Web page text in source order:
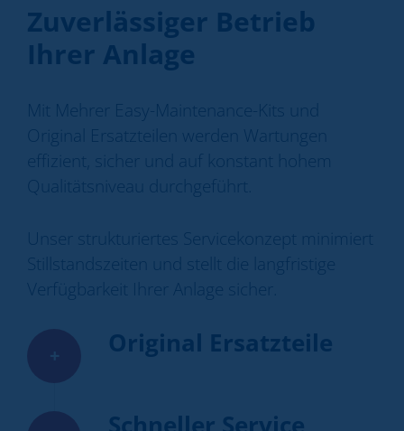
Zuverlässiger Betrieb
Ihrer Anlage
Mit Mehrer Easy-Maintenance-Kits und
Original Ersatzteilen werden Wartungen
effizient, sicher und auf konstant hohem
Qualitätsniveau durchgeführt.
Unser strukturiertes Servicekonzept minimiert
Stillstandszeiten und stellt die langfristige
Verfügbarkeit Ihrer Anlage sicher.
+ Original Ersatzteile
Schneller Service